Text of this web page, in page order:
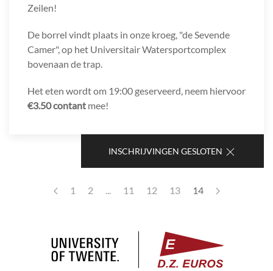
Zeilen!
De borrel vindt plaats in onze kroeg, "de Sevende
Camer", op het Universitair Watersportcomplex
bovenaan de trap.
Het eten wordt om 19:00 geserveerd, neem hiervoor
€3.50 contant mee!
INSCHRIJVINGEN GESLOTEN
1 2 ... 11 12 13 14